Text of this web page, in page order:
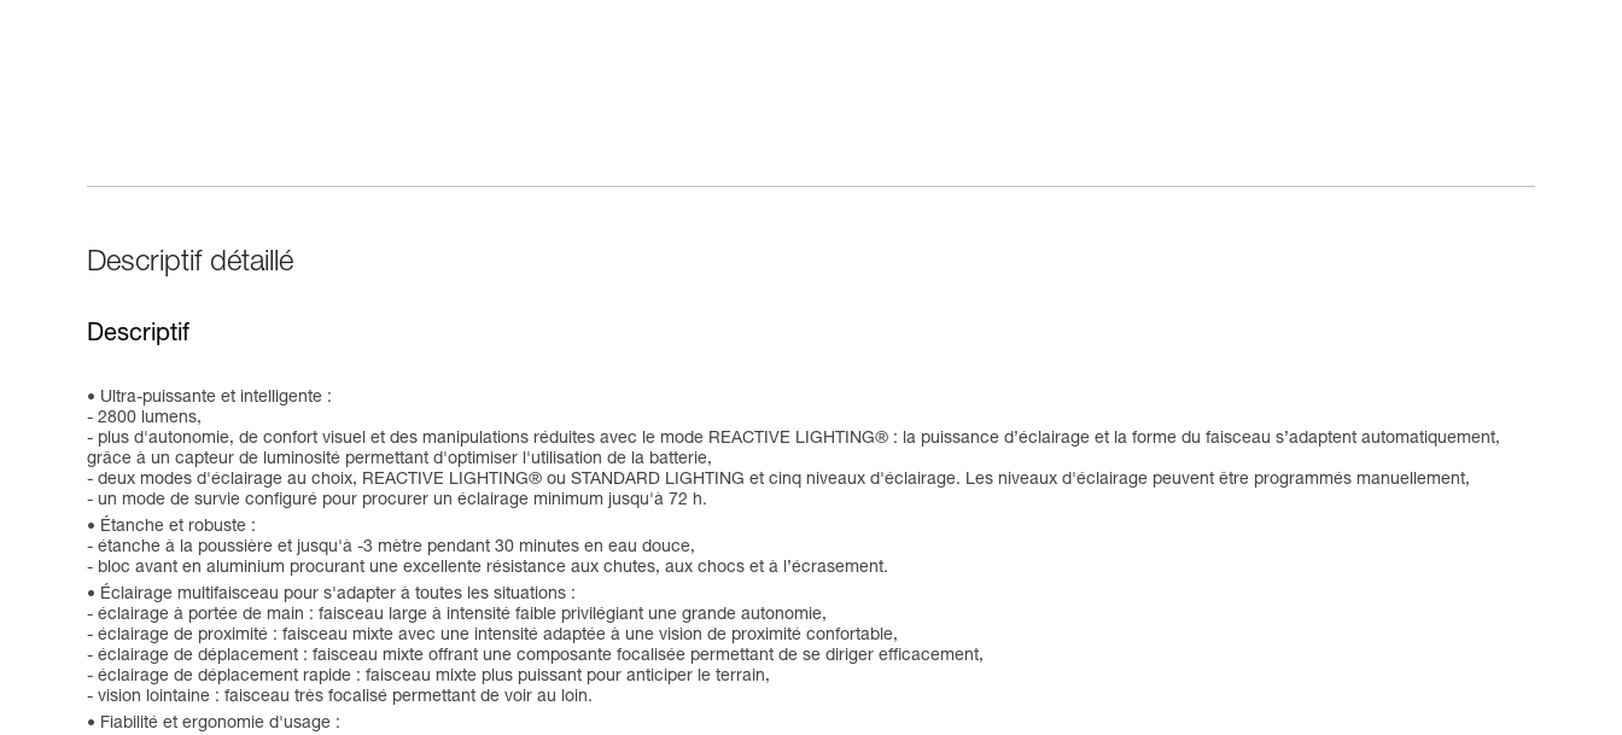
Descriptif détaillé
Descriptif
Ultra-puissante et intelligente :
- 2800 lumens,
- plus d'autonomie, de confort visuel et des manipulations réduites avec le mode REACTIVE LIGHTING® : la puissance d’éclairage et la forme du faisceau s’adaptent automatiquement,
grâce à un capteur de luminosité permettant d'optimiser l'utilisation de la batterie,
- deux modes d'éclairage au choix, REACTIVE LIGHTING® ou STANDARD LIGHTING et cinq niveaux d'éclairage. Les niveaux d'éclairage peuvent être programmés manuellement,
- un mode de survie configuré pour procurer un éclairage minimum jusqu'à 72 h.
Étanche et robuste :
- étanche à la poussière et jusqu'à -3 mètre pendant 30 minutes en eau douce,
- bloc avant en aluminium procurant une excellente résistance aux chutes, aux chocs et à l’écrasement.
Éclairage multifaisceau pour s'adapter à toutes les situations :
- éclairage à portée de main : faisceau large à intensité faible privilégiant une grande autonomie,
- éclairage de proximité : faisceau mixte avec une intensité adaptée à une vision de proximité confortable,
- éclairage de déplacement : faisceau mixte offrant une composante focalisée permettant de se diriger efficacement,
- éclairage de déplacement rapide : faisceau mixte plus puissant pour anticiper le terrain,
- vision lointaine : faisceau très focalisé permettant de voir au loin.
Fiabilité et ergonomie d'usage :